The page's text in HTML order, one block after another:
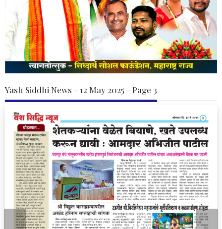
Yash Siddhi News - 12 May 2025 - Page 3